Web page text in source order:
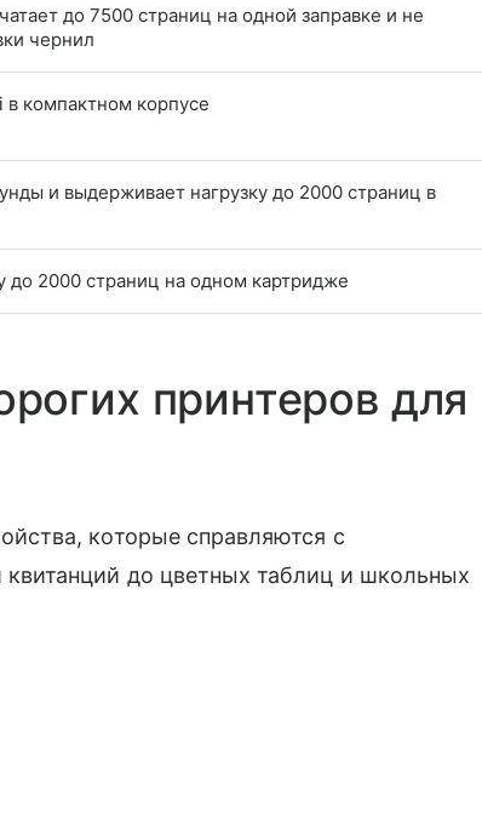
до 7500 страниц на одной заправке и не
чернил
в компактном корпусе
и выдерживает нагрузку до 2000 страниц в
до 2000 страниц на одном картридже
принтеров для
которые справляются с
до цветных таблиц и школьных